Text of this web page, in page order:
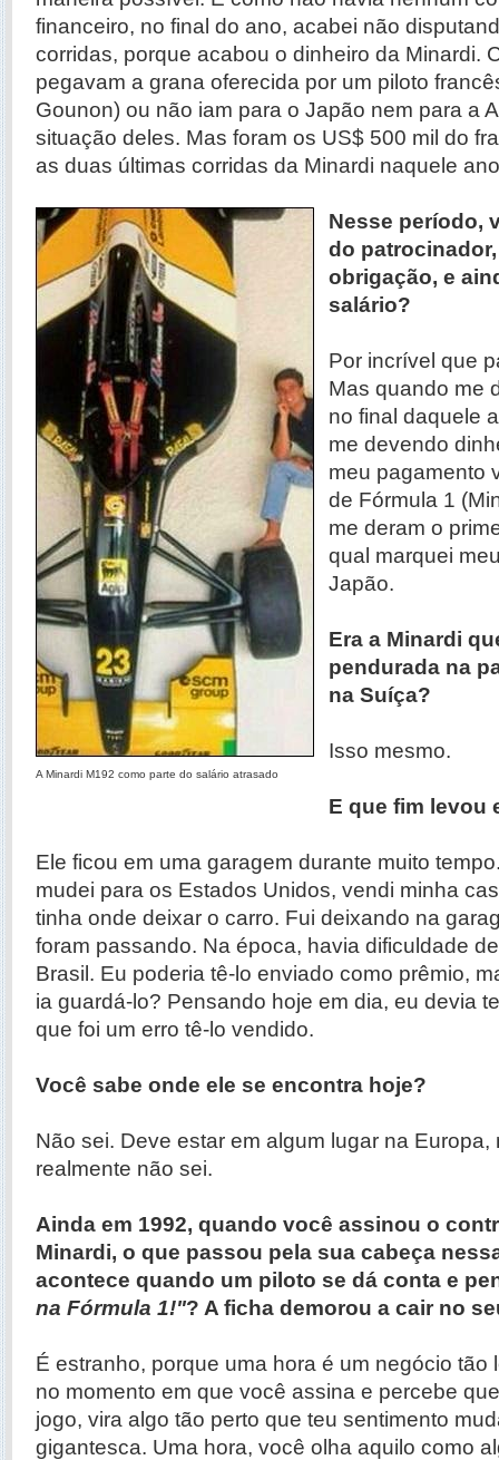
financeiro, no final do ano, acabei não
corridas, porque acabou o dinheiro da Minardi.
pegavam a grana oferecida por um piloto
Gounon) ou não iam para o Japão nem para a
situação deles. Mas foram os US$ 500 mil do
as duas últimas corridas da Minardi naquele
A Minardi M192 como parte do salário atrasado
Nesse período,
do
obrigação, e
salário?
Por incrível que
Mas quando me
no final daquele
me devendo
meu pagamento
de Fórmula 1
me deram o
qual marquei
Japão.
Era a Minardi
pendurada na
na Suíça?
Isso mesmo.
E que fim levou
Ele ficou em uma garagem durante muito
mudei para os Estados Unidos, vendi minha
tinha onde deixar o carro. Fui deixando na
foram passando. Na época, havia dificuldade
Brasil. Eu poderia tê-lo enviado como prêmio,
ia guardá-lo? Pensando hoje em dia, eu devia
que foi um erro tê-lo vendido.
Você sabe onde ele se encontra hoje?
Não sei. Deve estar em algum lugar na Europa,
realmente não sei.
Ainda em 1992, quando você assinou o
Minardi, o que passou pela sua cabeça
acontece quando um piloto se dá conta e
na Fórmula 1!"? A ficha demorou a cair no
É estranho, porque uma hora é um negócio tão
no momento em que você assina e percebe
jogo, vira algo tão perto que teu sentimento
gigantesca. Uma hora, você olha aquilo como